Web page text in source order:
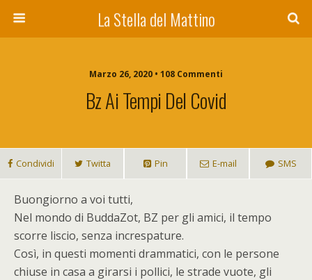
La Stella del Mattino
Marzo 26, 2020 • 108 Commenti
Bz Ai Tempi Del Covid
Condividi Twitta Pin E-mail SMS
Buongiorno a voi tutti,
Nel mondo di BuddaZot, BZ per gli amici, il tempo
scorre liscio, senza increspature.
Così, in questi momenti drammatici, con le persone
chiuse in casa a girarsi i pollici, le strade vuote, gli